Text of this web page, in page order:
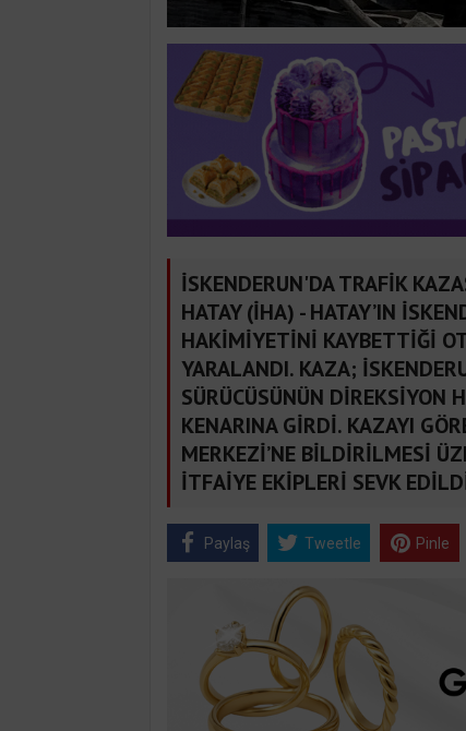
İSKENDERUN'DA TRAFİK
HATAY (İHA) - HATAY’IN
HAKİMİYETİNİ KAYBETTİĞİ
YARALANDI. KAZA;
SÜRÜCÜSÜNÜN
KENARINA GİRDİ. KAZAYI
MERKEZİ’NE BİLDİRİLMESİ
İTFAİYE EKİPLERİ SEVK
Paylaş Tweetle Pinle